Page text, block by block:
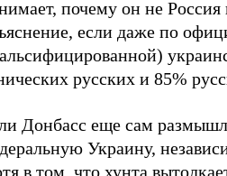
почему он не Россия
если даже по
русских и 85%
Донбасс еще сам
Украину,
в том, что хунта